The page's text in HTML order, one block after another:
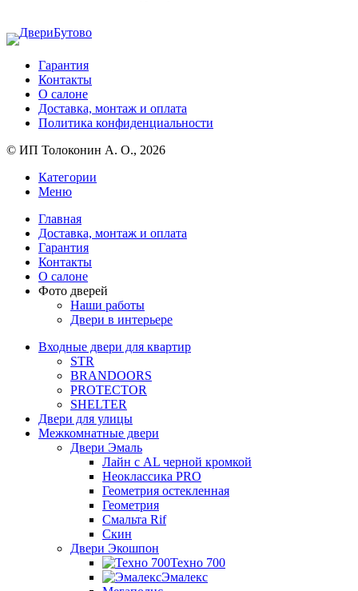
Гарантия
Контакты
О салоне
Доставка, монтаж и оплата
Политика конфиденциальности
© ИП Толоконин А. О., 2026
Категории
Меню
Главная
Доставка, монтаж и оплата
Гарантия
Контакты
О салоне
Фото дверей
Наши работы
Двери в интерьере
Входные двери для квартир
STR
BRANDOORS
PROTECTOR
SHELTER
Двери для улицы
Межкомнатные двери
Двери Эмаль
Лайн с AL черной кромкой
Неоклассика PRO
Геометрия остекленная
Геометрия
Смальта Rif
Скин
Двери Экошпон
Техно 700
Эмалекс